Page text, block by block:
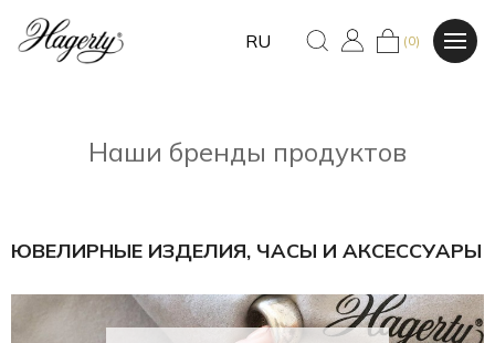
RU (0)
Наши бренды продуктов
ЮВЕЛИРНЫЕ ИЗДЕЛИЯ, ЧАСЫ И АКСЕССУАРЫ